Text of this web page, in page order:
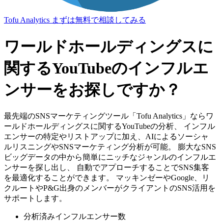
Tofu Analytics まずは無料で相談してみる
ワールドホールディングスに
関するYouTubeのインフルエ
ンサーをお探しですか？
最先端のSNSマーケティングツール「Tofu Analytics」ならワ
ールドホールディングスに関するYouTubeの分析、 インフル
エンサーの特定やリストアップに加え、AIによるソーシャ
ルリスニングやSNSマーケティング分析が可能。 膨大なSNS
ビッグデータの中から簡単にニッチなジャンルのインフルエ
ンサーを探し出し、 自動でアプローチすることでSNS集客
を最適化することができます。 マッキンゼーやGoogle、リ
クルートやP&G出身のメンバーがクライアントのSNS活用を
サポートします。
分析済みインフルエンサー数